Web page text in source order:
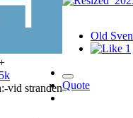
-vid stranden
Old Sven
1
Quote